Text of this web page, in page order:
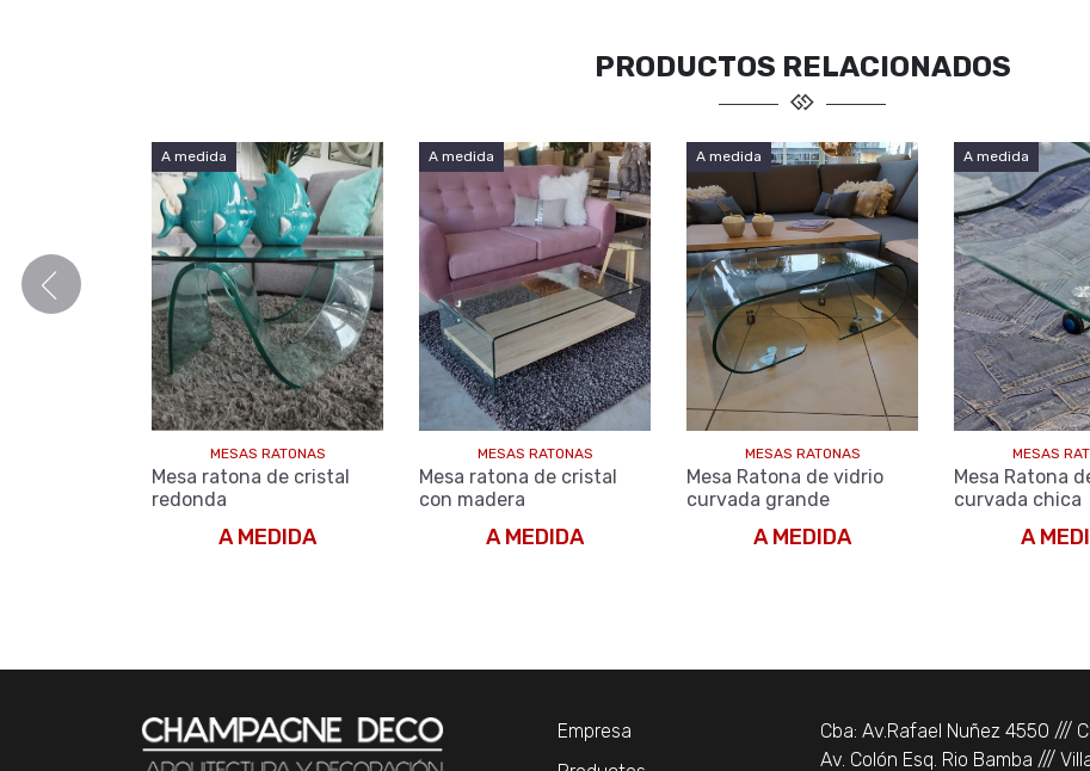
PRODUCTOS RELACIONADOS
A medida
MESAS RATONAS
Mesa ratona de cristal
redonda
A MEDIDA
A medida
MESAS RATONAS
Mesa ratona de cristal
con madera
A MEDIDA
A medida
MESAS RATONAS
Mesa Ratona de vidrio
curvada grande
A MEDIDA
A medida
MESAS
Mesa Ratona
curvada chica
A
Empresa
Cba: Av.Rafael Nuñez 4550 ///
Av. Colón Esq. Rio Bamba ///